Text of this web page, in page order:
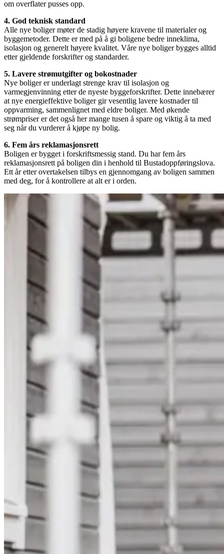
om overflater pusses opp.
4. God teknisk standard
Alle nye boliger møter de stadig høyere kravene til materialer og
byggemetoder. Dette er med på å gi boligene bedre inneklima,
isolasjon og generelt høyere kvalitet. Våre nye boliger bygges alltid
etter gjeldende forskrifter og standarder.
5. Lavere strømutgifter og bokostnader
Nye boliger er underlagt strenge krav til isolasjon og
varmegjenvinning etter de nyeste byggeforskrifter. Dette innebærer
at nye energieffektive boliger gir vesentlig lavere kostnader til
oppvarming, sammenlignet med eldre boliger. Med økende
strømpriser er det også her mange tusen å spare og viktig å ta med
seg når du vurderer å kjøpe ny bolig.
6. Fem års reklamasjonsrett
Boligen er bygget i forskriftsmessig stand. Du har fem års
reklamasjonsrett på boligen din i henhold til Bustadoppføringslova.
Ett år etter overtakelsen tilbys en gjennomgang av boligen sammen
med deg, for å kontrollere at alt er i orden.